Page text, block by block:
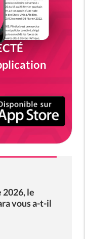
le
vous a-t-il